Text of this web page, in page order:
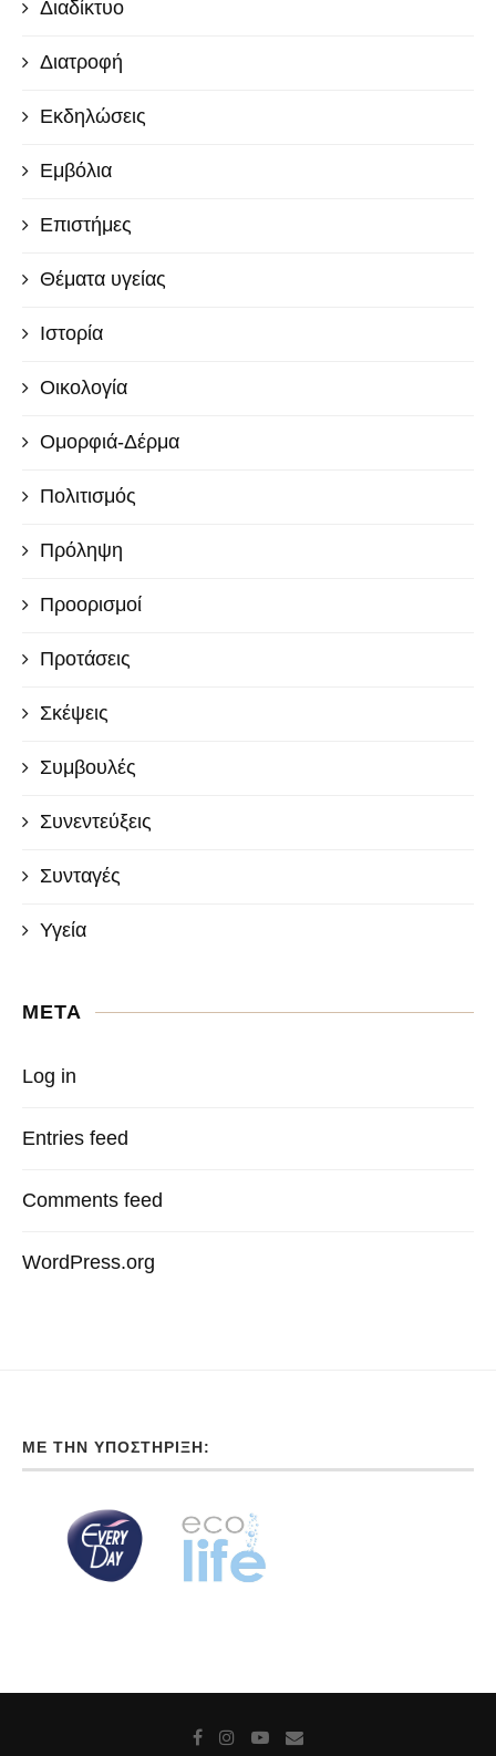
Διαδίκτυο
Διατροφή
Εκδηλώσεις
Εμβόλια
Επιστήμες
Θέματα υγείας
Ιστορία
Οικολογία
Ομορφιά-Δέρμα
Πολιτισμός
Πρόληψη
Προορισμοί
Προτάσεις
Σκέψεις
Συμβουλές
Συνεντεύξεις
Συνταγές
Υγεία
META
Log in
Entries feed
Comments feed
WordPress.org
ΜΕ ΤΗΝ ΥΠΟΣΤΉΡΙΞΗ: